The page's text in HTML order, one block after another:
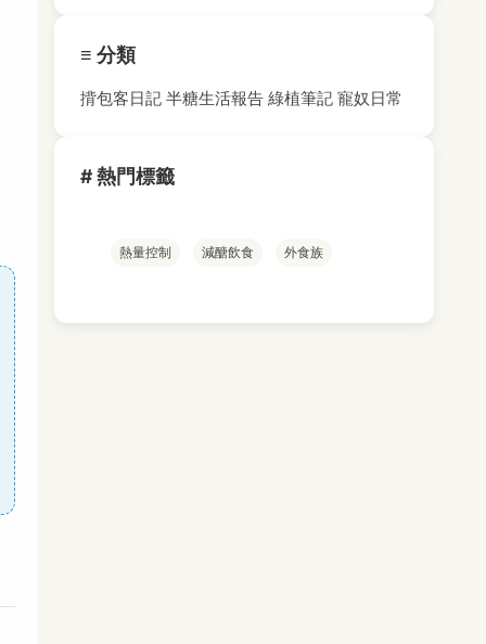
≡ 分類
揹包客日記 半糖生活報告 綠植筆記 寵奴日常
# 熱門標籤
熱量控制 減醣飲食 外食族